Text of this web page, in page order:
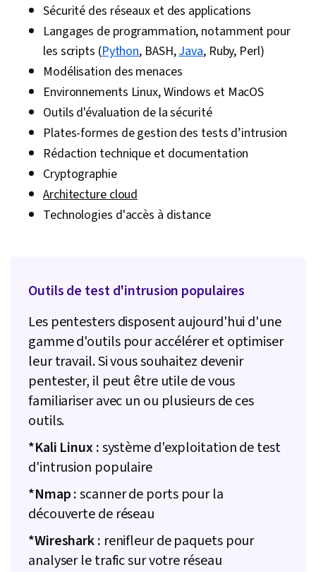
Sécurité des réseaux et des applications
Langages de programmation, notamment pour
les scripts (Python, BASH,Java, Ruby, Perl)
Modélisation des menaces
Environnements Linux, Windows et MacOS
Outils d'évaluation de la sécurité
Plates-formes de gestion des tests d’intrusion
Rédaction technique et documentation
Cryptographie
Architecture cloud
Technologies d'accès à distance
Outils de test d'intrusion populaires
Les pentesters disposent aujourd'hui d'une
gamme d'outils pour accélérer et optimiser
leur travail. Si vous souhaitez devenir
pentester, il peut être utile de vous
familiariser avec un ou plusieurs de ces
outils.
*Kali Linux :système d'exploitation de test
d'intrusion populaire
*Nmap :scanner de ports pour la
découverte de réseau
*Wireshark : renifleur de paquets pour
analyser le trafic sur votre réseau